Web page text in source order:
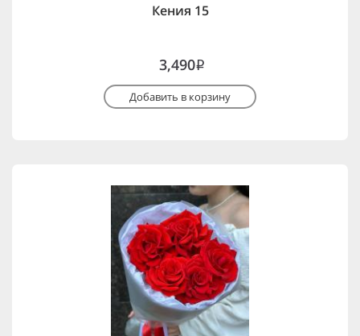
Кения 15
3,490i
Добавить в корзину